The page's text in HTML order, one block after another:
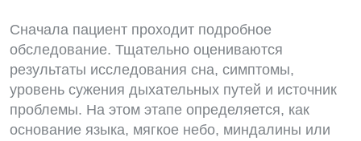
Сначала пациент проходит подробное
обследование. Тщательно оцениваются
результаты исследования сна, симптомы,
уровень сужения дыхательных путей и источник
проблемы. На этом этапе определяется, как
основание языка, мягкое небо, миндалины или